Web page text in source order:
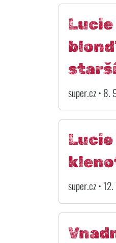
super.cz •
super.cz •